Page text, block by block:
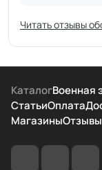
Читать отзывы
КаталогВоенная
СтатьиОплата
МагазиныОтзывы